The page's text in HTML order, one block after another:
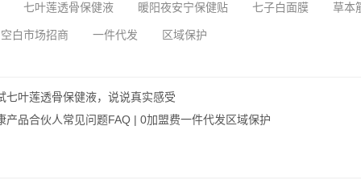
七叶莲透骨保健液 暖阳夜安宁保健贴 七子白面膜 草本
空白市场招商 一件代发 区域保护
七叶莲透骨保健液，说说真实感受
产品合伙人常见问题FAQ | 0加盟费一件代发区域保护